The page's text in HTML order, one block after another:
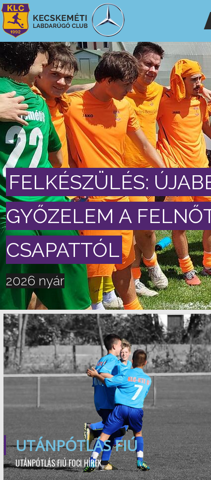
FELKÉSZÜLÉS:
GYŐZELEM A
CSAPATTÓL
2026 nyár
UTÁNPÓTLÁS FIÚ
UTÁNPÓTLÁS FIÚ FOCI HÍREK